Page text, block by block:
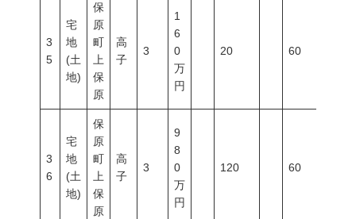
3
5
宅
地
(土
地)
保
原
町
上
保
原
高
子
3
1
6
0
万
円
20 60
3
6
宅
地
(土
地)
保
原
町
上
保
原
高
子
3
9
8
0
万
円
120 60